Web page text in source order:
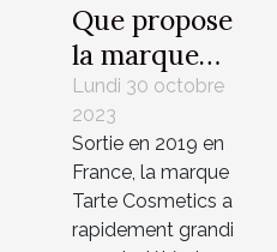
Que propose
la marque
Tarte
Cosmetics ?
Lundi 30 octobre
2023
Sortie en 2019 en
France, la marque
Tarte Cosmetics a
rapidement grandi